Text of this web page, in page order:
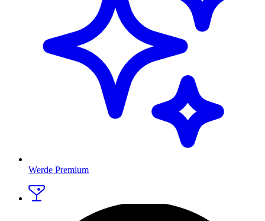
Werde Premium